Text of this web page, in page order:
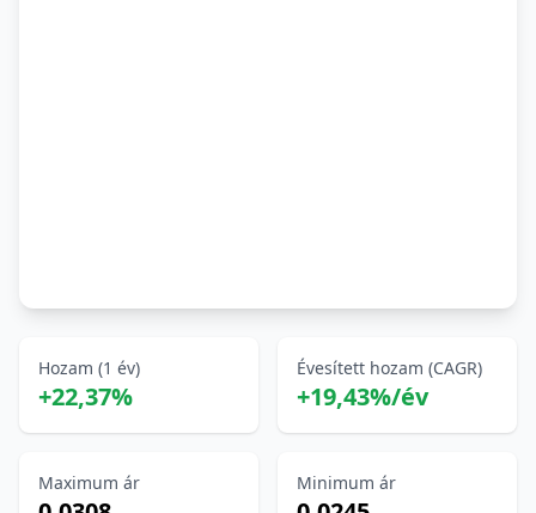
Hozam (1 év)
+22,37%
Évesített hozam (CAGR)
+19,43%/év
Maximum ár Minimum ár